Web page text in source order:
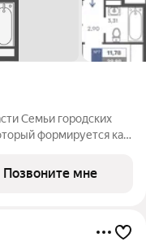
Семьи городских
в 8 и 9 этажей.
Позвоните мне